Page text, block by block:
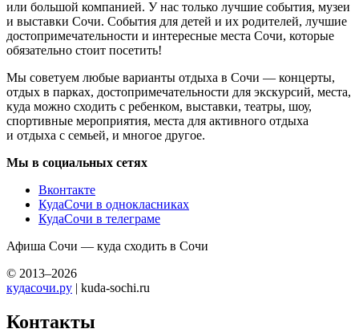
или большой компанией. У нас только лучшие события, музеи
и выставки Сочи. События для детей и их родителей, лучшие
достопримечательности и интересные места Сочи, которые
обязательно стоит посетить!
Мы советуем любые варианты отдыха в Сочи — концерты,
отдых в парках, достопримечательности для экскурсий, места,
куда можно сходить с ребенком, выставки, театры, шоу,
спортивные мероприятия, места для активного отдыха
и отдыха с семьей, и многое другое.
Мы в социальных сетях
Вконтакте
КудаСочи в однокласниках
КудаСочи в телеграме
Афиша Сочи — куда сходить в Сочи
© 2013–2026
кудасочи.ру | kuda-sochi.ru
Контакты